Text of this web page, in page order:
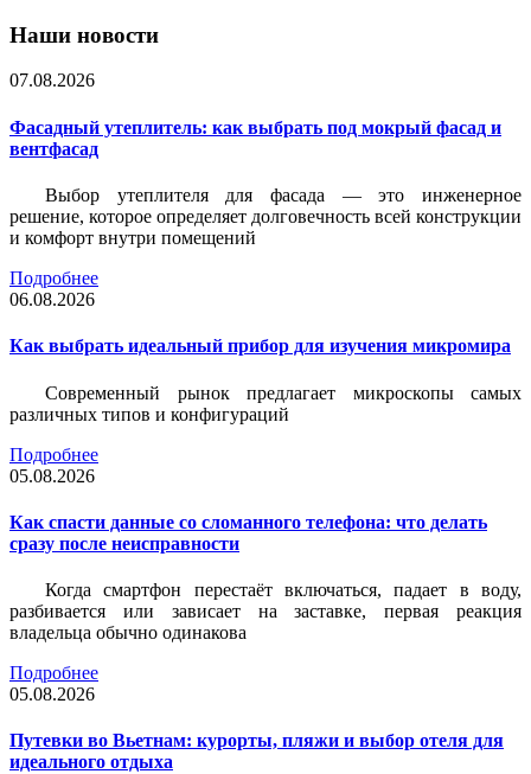
Наши новости
07.08.2026
Фасадный утеплитель: как выбрать под мокрый фасад и
вентфасад
Выбор утеплителя для фасада — это инженерное
решение, которое определяет долговечность всей конструкции
и комфорт внутри помещений
Подробнее
06.08.2026
Как выбрать идеальный прибор для изучения микромира
Современный рынок предлагает микроскопы самых
различных типов и конфигураций
Подробнее
05.08.2026
Как спасти данные со сломанного телефона: что делать
сразу после неисправности
Когда смартфон перестаёт включаться, падает в воду,
разбивается или зависает на заставке, первая реакция
владельца обычно одинакова
Подробнее
05.08.2026
Путевки во Вьетнам: курорты, пляжи и выбор отеля для
идеального отдыха